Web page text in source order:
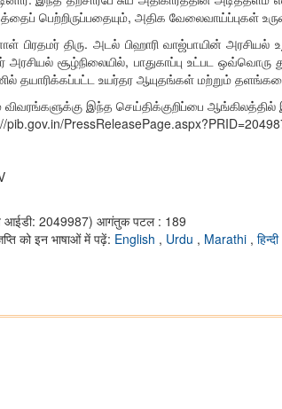
பெற்றிருப்பதையும், அதிக வேலைவாய்ப்புகள்
பிரதமர் திரு. அடல் பிஹாரி வாஜ்பாயின்
அரசியல் சூழ்நிலையில், பாதுகாப்பு உட்பட
தயாரிக்கப்பட்ட உயர்தர ஆயுதங்கள் மற்றும் தளங்களை
விவரங்களுக்கு இந்த செய்திக்குறிப்பை
pib.gov.in/
आईडी: 2049987) आगंतुक पटल : 189
को इन भाषाओं में पढ़ें: English , Urdu , Marathi , हिन्दी